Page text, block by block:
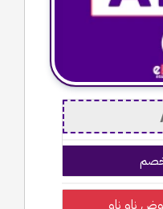
ناو ناو